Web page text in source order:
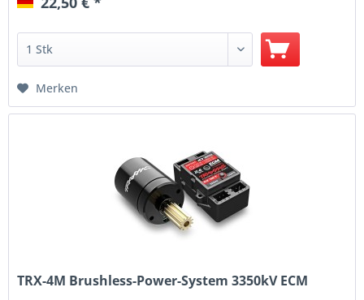
Merken
TRX-4M Brushless-Power-System 3350kV ECM